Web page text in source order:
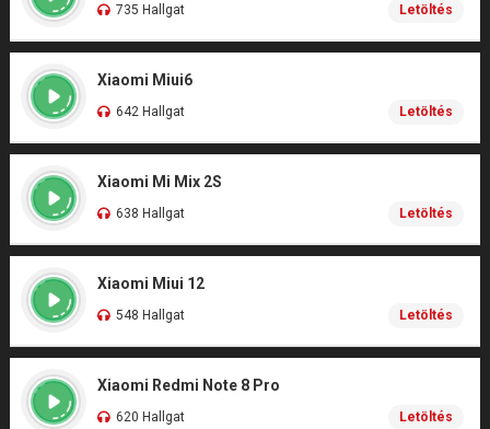
735 Hallgat Letöltés
Xiaomi Miui6
642 Hallgat Letöltés
Xiaomi Mi Mix 2S
638 Hallgat Letöltés
Xiaomi Miui 12
548 Hallgat Letöltés
Xiaomi Redmi Note 8 Pro
620 Hallgat Letöltés